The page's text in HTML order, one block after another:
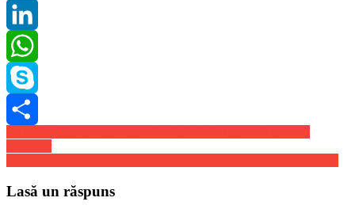
Pinterest
LinkedIn
WhatsApp
Skype
Share
Navigare
în
Lasă un răspuns